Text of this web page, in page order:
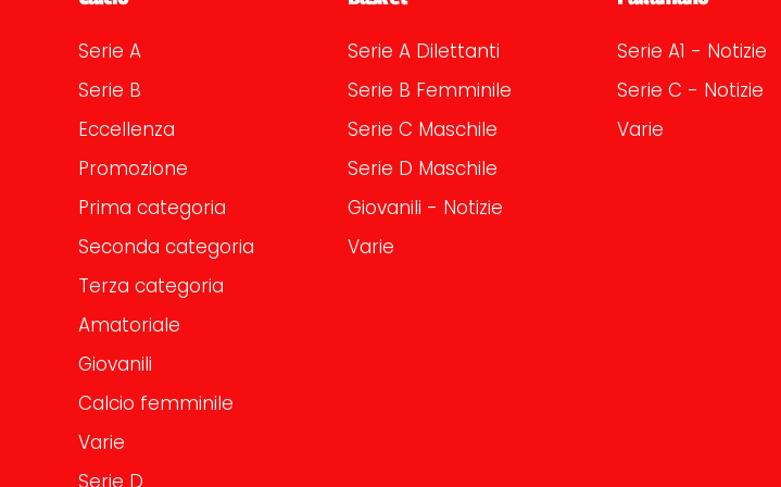
Serie A
Serie B
Eccellenza
Promozione
Prima categoria
Seconda categoria
Terza categoria
Amatoriale
Giovanili
Calcio femminile
Varie
Serie D
Serie A Dilettanti
Serie B Femminile
Serie C Maschile
Serie D Maschile
Giovanili - Notizie
Varie
Serie A1 - Notizie
Serie C - Notizie
Varie